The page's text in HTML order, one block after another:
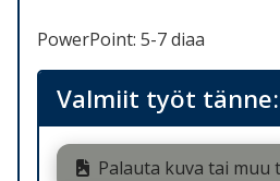
PowerPoint: 5-7 diaa
Valmiit työt tänne:
Palauta kuva tai muu